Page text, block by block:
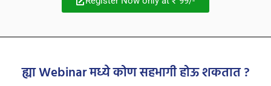
ह्या Webinar मध्ये कोण सहभागी होऊ शकतात ?